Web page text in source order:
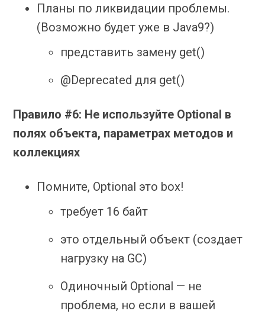
Планы по ликвидации проблемы.
(Возможно будет уже в Java9?)
представить замену get()
@Deprecated для get()
Правило #6: Не используйте Optional в
полях объекта, параметрах методов и
коллекциях
Помните, Optional это box!
требует 16 байт
это отдельный объект (создает
нагрузку на GC)
Одиночный Optional — не
проблема, но если в вашей